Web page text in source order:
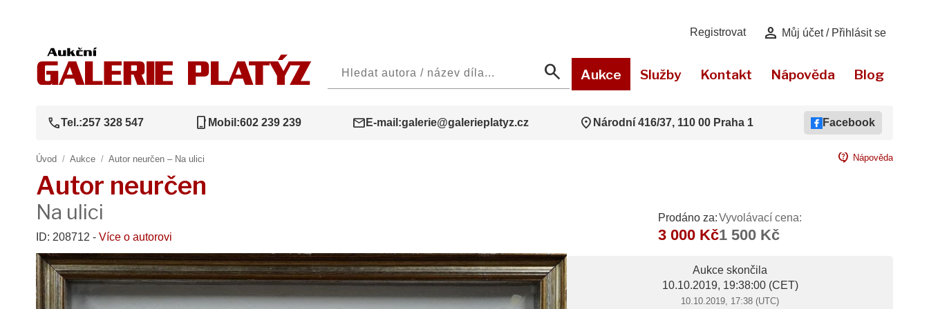
Registrovat person Můj účet / Přihlásit se
search Aukce Služby Kontakt Nápověda Blog
callTel.:257 328 547 phone_iphone Mobil:602 239 239 mail E-mail:galerie@galerieplatyz.cz location_on Národní 416/37, 110 00 Praha 1 Facebook
Úvod / Aukce / Autor neurčen – Na ulici contact_support Nápověda
Autor neurčen
Na ulici
ID: 208712 - Více o autorovi
Prodáno za:
3 000 Kč
Vyvolávací cena:
1 500 Kč
Aukce skončila
10.10.2019, 19:38:00(CET)
10.10.2019, 17:38 (UTC)